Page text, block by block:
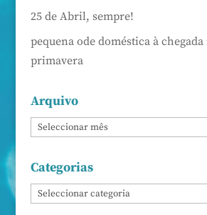
25 de Abril, sempre!
pequena ode doméstica à
primavera
Arquivo
Categorias